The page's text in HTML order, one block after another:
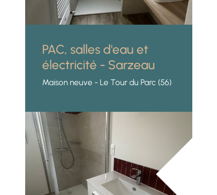
PAC, salles d'eau et
électricité - Sarzeau
Maison neuve - Le Tour du Parc (56)